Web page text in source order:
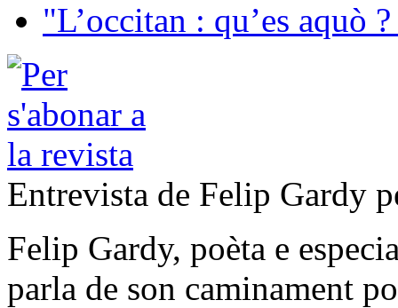
"L’occitan : qu’es aquò
Entrevista de Felip Gardy
Felip Gardy, poèta e
parla de son caminament